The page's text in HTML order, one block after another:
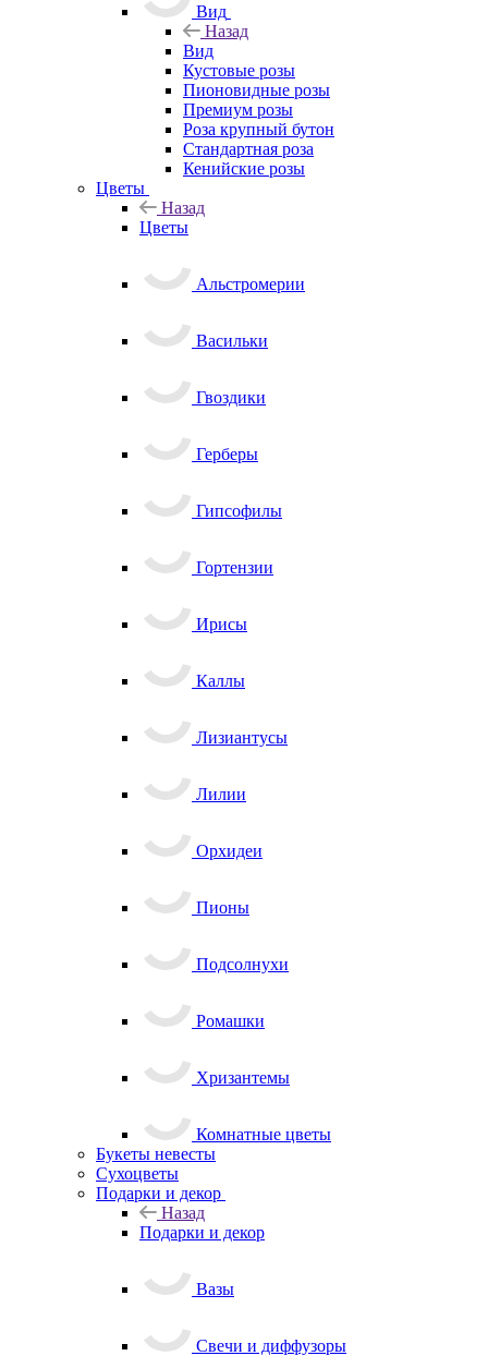
Вид
Назад
Вид
Кустовые розы
Пионовидные розы
Премиум розы
Роза крупный бутон
Стандартная роза
Кенийские розы
Цветы
Назад
Цветы
Альстромерии
Васильки
Гвоздики
Герберы
Гипсофилы
Гортензии
Ирисы
Каллы
Лизиантусы
Лилии
Орхидеи
Пионы
Подсолнухи
Ромашки
Хризантемы
Комнатные цветы
Букеты невесты
Сухоцветы
Подарки и декор
Назад
Подарки и декор
Вазы
Свечи и диффузоры